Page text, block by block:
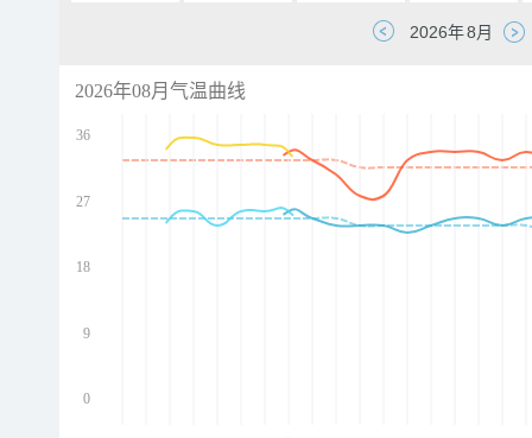
2026年08月气温曲线
36
27
18
9
0